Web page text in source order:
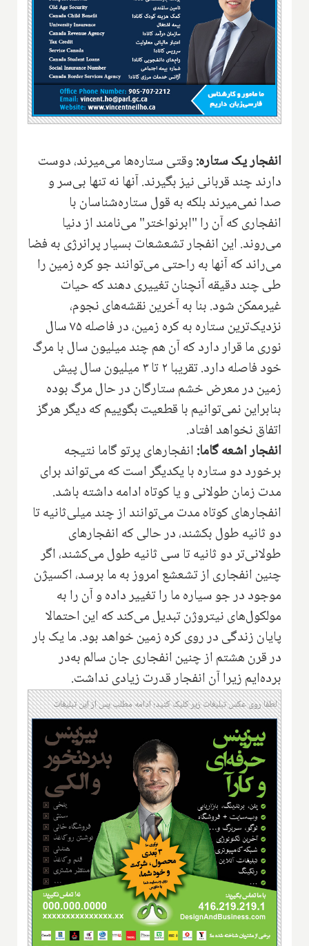
انفجار یک ستاره:وقتی ستاره‌ها می‌میرند، دوست
دارند چند قربانی نیز بگیرند. آنها نه تنها بی‌سر و
صدا نمی‌میرند بلکه به قول ستاره‌شناسان با
انفجاری که آن را "ابرنواختر" می‌نامند از دنیا
می‌روند. این انفجار تشعشعات بسیار پرانرژی به فضا
می‌راند که آنها به راحتی می‌توانند جو کره زمین را
طی چند دقیقه آنچنان تغییری دهند که حیات
غیرممکن شود. بنا به آخرین نقشه‌های نجوم،
نزدیک‌ترین ستاره به کره زمین، در فاصله ۷۵ سال
نوری ما قرار دارد که آن هم چند میلیون سال با مرگ
خود فاصله دارد. تقریبا ۲ تا ۳ میلیون سال پیش
زمین در معرض خشم ستارگان در حال مرگ بوده
بنابراین نمی‌توانیم با قطعیت بگوییم که دیگر هرگز
اتفاق نخواهد افتاد.
انفجار اشعه گاما:انفجارهای پرتو گاما نتیجه
برخورد دو ستاره با یکدیگر است که می‌تواند برای
مدت زمان طولانی و یا کوتاه ادامه داشته باشد.
انفجارهای کوتاه مدت می‌توانند از چند میلی‌ثانیه تا
دو ثانیه طول بکشند، در حالی که انفجارهای
طولانی‌تر دو ثانیه تا سی ثانیه طول می‌کشند، اگر
چنین انفجاری از تشعشع امروز به ما برسد، اکسیژن
موجود در جو سیاره ما را تغییر داده و آن را به
مولکول‌های نیتروژن تبدیل می‌کند که این احتمالا
پایان زندگی در روی کره زمین خواهد بود. ما یک بار
در قرن هشتم از چنین انفجاری جان سالم به‌در
برده‌ایم زیرا آن انفجار قدرت زیادی نداشت.
لطفا روی عکس تبلیغات زیر کلیک کنید؛ ادامه مطلب پس از این تبلیغات